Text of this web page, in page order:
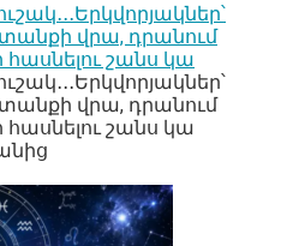
վրա, դրանում
հասնելու շանս կա
վրա, դրանում
հասնելու շանս կա